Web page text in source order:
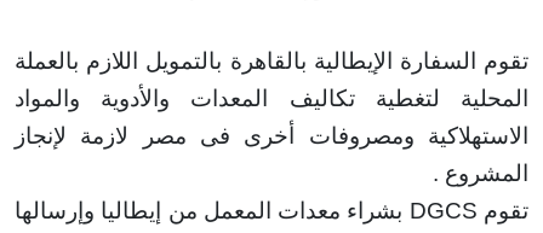
الإيطالية بالقاهرة بالتمويل اللازم بالعملة
لتغطية تكاليف المعدات والأدوية والمواد
ومصروفات أخرى فى مصر لازمة لإنجاز
.
بشراء معدات المعمل من إيطاليا وإرسالها